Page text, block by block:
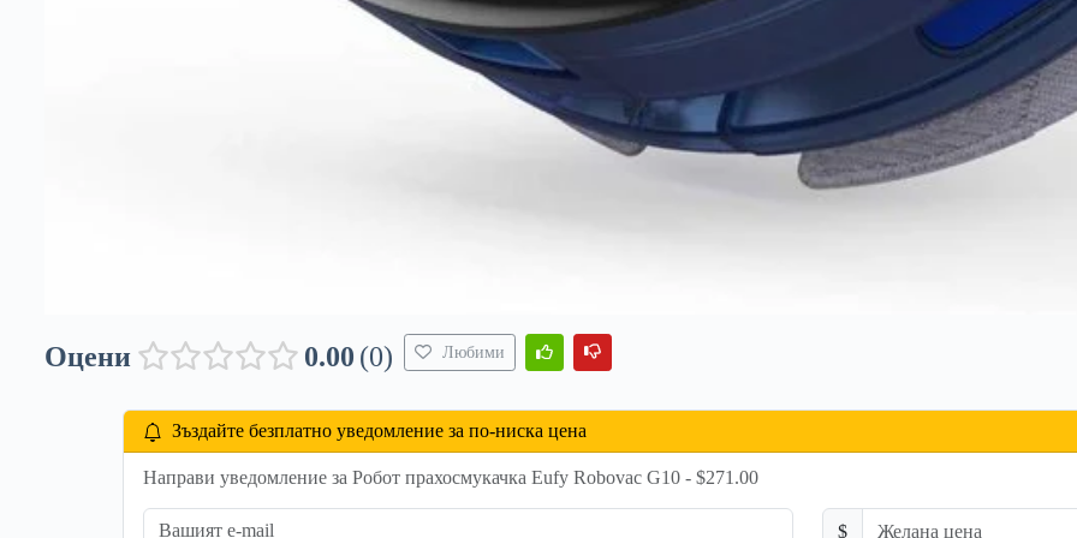
Оцени 0.00 0 Любими
Зъздайте безплатно уведомление за по-ниска цена
Направи уведомление за Робот прахосмукачка Eufy Robovac G10 - $271.00
$